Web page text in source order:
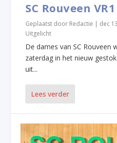
SC Rouveen
Geplaatst door Redactie | dec
Uitgelicht
De dames van SC Rouveen
zaterdag in het nieuw
uit...
Lees verder